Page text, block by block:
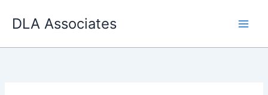
DLA Associates